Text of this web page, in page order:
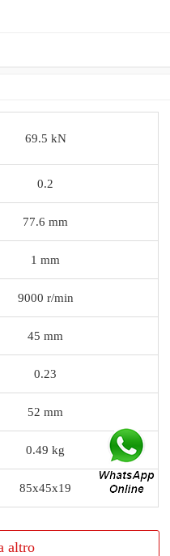
69.5 kN
0.2
77.6 mm
1 mm
9000 r/min
45 mm
0.23
52 mm
0.49 kg
85x45x19
altro